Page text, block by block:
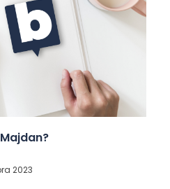
2023